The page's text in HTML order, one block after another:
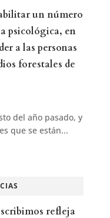
un número
psicológica, en
a las personas
forestales de
del año pasado, y
que se están...
refleja